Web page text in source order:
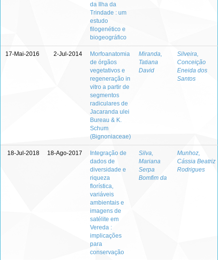
da Ilha da
Trindade : um
estudo
filogenético e
biogeográfico
17-Mai-2016 2-Jul-2014
Morfoanatomia
de órgãos
vegetativos e
regeneração in
vitro a partir de
segmentos
radiculares de
Jacaranda ulei
Bureau & K.
Schum
(Bignoniaceae)
Miranda,
Tatiana
David
Silveira,
Conceição
Eneida dos
Santos
18-Jul-2018 18-Ago-2017
Integração de
dados de
diversidade e
riqueza
florística,
variáveis
ambientais e
imagens de
satélite em
Vereda :
implicações
para
conservação
Silva,
Mariana
Serpa
Bomfim da
Munhoz,
Cássia Beatriz
Rodrigues